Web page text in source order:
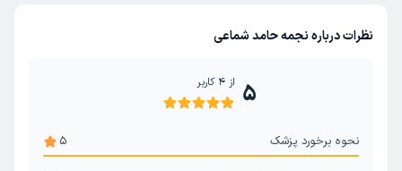
نظرات درباره نجمه حامد شماعی
5 از 4 کاربر
نحوه برخورد پزشک 5